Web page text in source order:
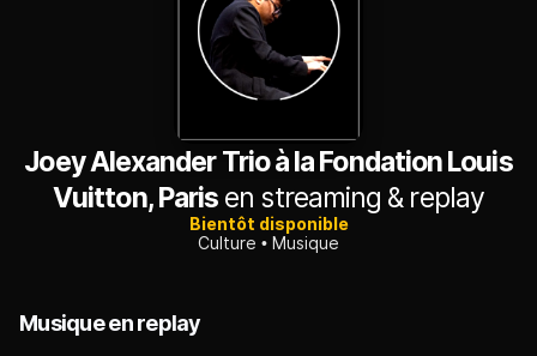
Joey Alexander Trio à la Fondation Louis
Vuitton, Paris en streaming & replay
Bientôt disponible
Culture
Musique
Musique en replay